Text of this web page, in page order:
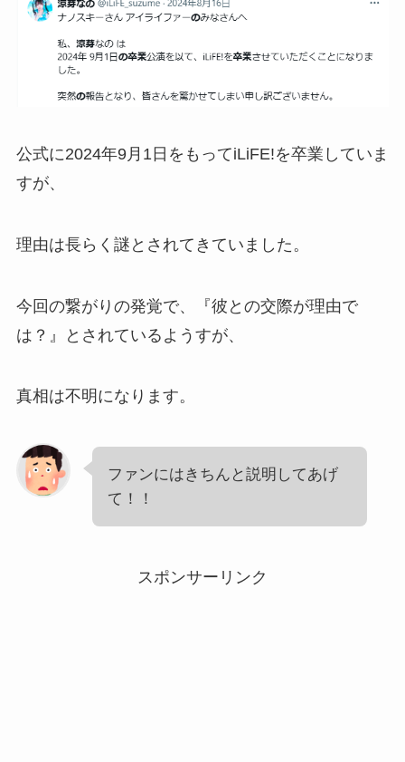
公式に2024年9月1日をもってiLiFE!を卒業していま
すが、
理由は長らく謎とされてきていました。
今回の繋がりの発覚で、『彼との交際が理由で
は？』とされているようすが、
真相は不明になります。
ファンにはきちんと説明してあげ
て！！
スポンサーリンク